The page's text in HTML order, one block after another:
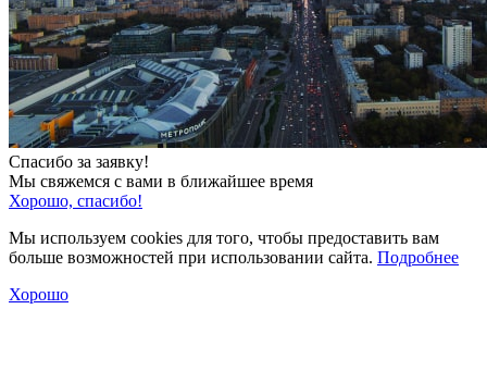
Спасибо за заявку!
Мы свяжемся с вами в ближайшее время
Хорошо, спасибо!
Мы используем cookies для того, чтобы предоставить вам
больше возможностей при использовании сайта. Подробнее
Хорошо